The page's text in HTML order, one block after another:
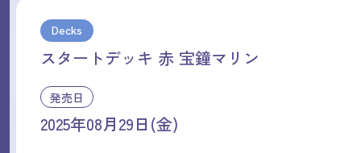
Decks
スタートデッキ 赤 宝鐘マリン
発売日
2025年08月29日(金)